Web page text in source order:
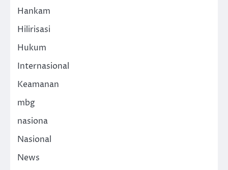
Hankam
Hilirisasi
Hukum
Internasional
Keamanan
mbg
nasiona
Nasional
News